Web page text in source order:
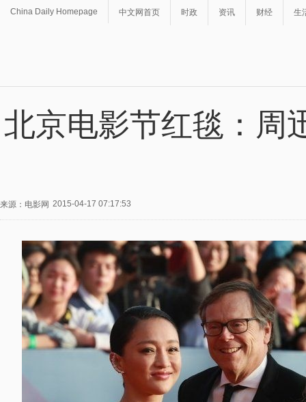
China Daily Homepage 中文网首页 时政 资讯 财经 生
北京电影节红毯：周
来源：电影网 2015-04-17 07:17:53